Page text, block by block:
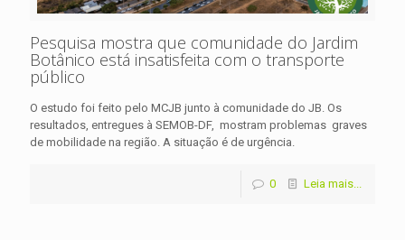
Pesquisa mostra que comunidade do Jardim
Botânico está insatisfeita com o transporte
público
O estudo foi feito pelo MCJB junto à comunidade do JB. Os
resultados, entregues à SEMOB-DF, mostram problemas graves
de mobilidade na região. A situação é de urgência.
0 Leia mais...